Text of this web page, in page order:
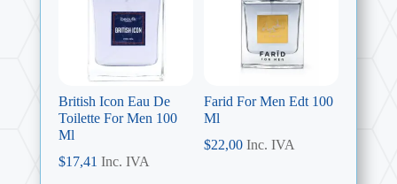
British Icon Eau De
Toilette For Men 100
Ml
$17,41 Inc. IVA
Farid For Men Edt 100
Ml
$22,00 Inc. IVA